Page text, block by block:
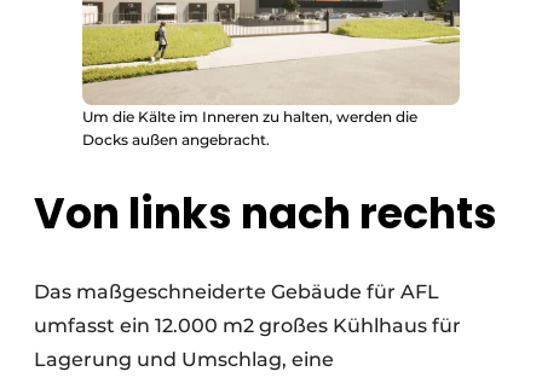
Um die Kälte im Inneren zu halten, werden die
Docks außen angebracht.
Von links nach rechts
Das maßgeschneiderte Gebäude für AFL
umfasst ein 12.000 m2 großes Kühlhaus für
Lagerung und Umschlag, eine